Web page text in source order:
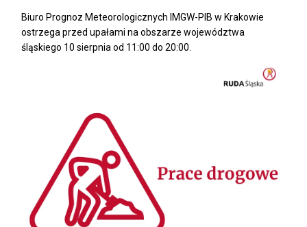
Biuro Prognoz Meteorologicznych IMGW-PIB w Krakowie
ostrzega przed upałami na obszarze województwa
śląskiego 10 sierpnia od 11:00 do 20:00.